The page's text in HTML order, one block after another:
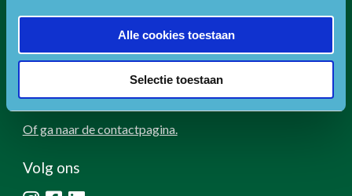
Alle cookies toestaan
Selectie toestaan
RSIN nummer: 818889986
KVK nummer: 30234587
BTW nummer: 8188 89 986 B01
Of ga naar de contactpagina.
Volg ons